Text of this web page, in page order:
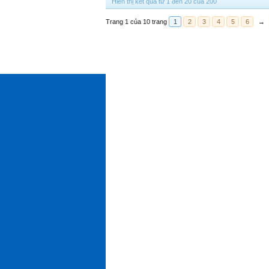
Trang 1 của 10 trang 1 2 3 4 5 6 →